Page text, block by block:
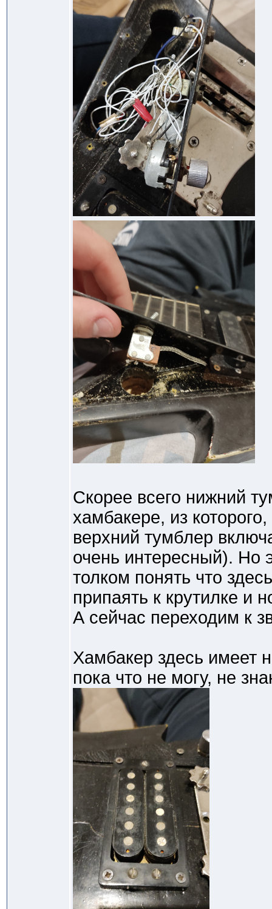
Скорее всего нижний
хамбакере, из
верхний тумблер
очень интересный). Но
толком понять что
припаять к крутилке и
А сейчас переходим к
Хамбакер здесь имеет
пока что не могу, не